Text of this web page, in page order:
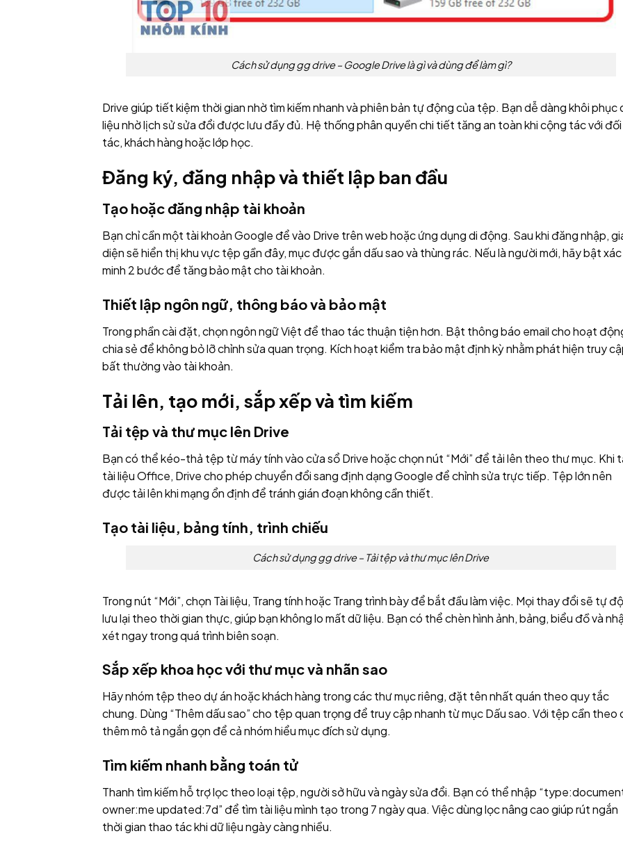
Cách sử dụng gg drive – Google Drive là gì và dùng để làm gì?
Drive giúp tiết kiệm thời gian nhờ tìm kiếm nhanh và phiên bản tự động của tệp. Bạn dễ dàng khôi phục
liệu nhờ lịch sử sửa đổi được lưu đầy đủ. Hệ thống phân quyền chi tiết tăng an toàn khi cộng tác với đối
tác, khách hàng hoặc lớp học.
Đăng ký, đăng nhập và thiết lập ban đầu
Tạo hoặc đăng nhập tài khoản
Bạn chỉ cần một tài khoản Google để vào Drive trên web hoặc ứng dụng di động. Sau khi đăng nhập,
diện sẽ hiển thị khu vực tệp gần đây, mục được gắn dấu sao và thùng rác. Nếu là người mới, hãy bật xác
minh 2 bước để tăng bảo mật cho tài khoản.
Thiết lập ngôn ngữ, thông báo và bảo mật
Trong phần cài đặt, chọn ngôn ngữ Việt để thao tác thuận tiện hơn. Bật thông báo email cho hoạt
chia sẻ để không bỏ lỡ chỉnh sửa quan trọng. Kích hoạt kiểm tra bảo mật định kỳ nhằm phát hiện truy
bất thường vào tài khoản.
Tải lên, tạo mới, sắp xếp và tìm kiếm
Tải tệp và thư mục lên Drive
Bạn có thể kéo-thả tệp từ máy tính vào cửa sổ Drive hoặc chọn nút “Mới” để tải lên theo thư mục. Khi
tài liệu Office, Drive cho phép chuyển đổi sang định dạng Google để chỉnh sửa trực tiếp. Tệp lớn nên
được tải lên khi mạng ổn định để tránh gián đoạn không cần thiết.
Tạo tài liệu, bảng tính, trình chiếu
Cách sử dụng gg drive – Tải tệp và thư mục lên Drive
Trong nút “Mới”, chọn Tài liệu, Trang tính hoặc Trang trình bày để bắt đầu làm việc. Mọi thay đổi sẽ tự
lưu lại theo thời gian thực, giúp bạn không lo mất dữ liệu. Bạn có thể chèn hình ảnh, bảng, biểu đồ và
xét ngay trong quá trình biên soạn.
Sắp xếp khoa học với thư mục và nhãn sao
Hãy nhóm tệp theo dự án hoặc khách hàng trong các thư mục riêng, đặt tên nhất quán theo quy tắc
chung. Dùng “Thêm dấu sao” cho tệp quan trọng để truy cập nhanh từ mục Dấu sao. Với tệp cần theo
thêm mô tả ngắn gọn để cả nhóm hiểu mục đích sử dụng.
Tìm kiếm nhanh bằng toán tử
Thanh tìm kiếm hỗ trợ lọc theo loại tệp, người sở hữu và ngày sửa đổi. Bạn có thể nhập
owner:me updated:7d” để tìm tài liệu mình tạo trong 7 ngày qua. Việc dùng lọc nâng cao giúp rút ngắn
thời gian thao tác khi dữ liệu ngày càng nhiều.